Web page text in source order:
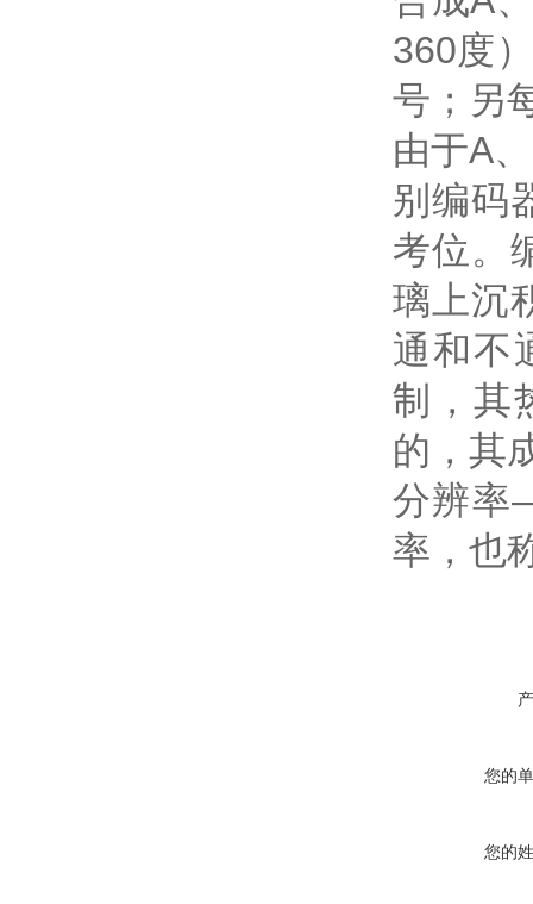
360度
号；另
由于A
别编码
考位。
璃上沉
通和不
制，其
的，其
分辨率
率，也
您的
您的